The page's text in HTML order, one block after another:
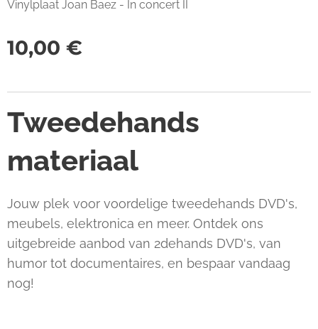
Vinylplaat Joan Baez - In concert II
10,00 €
Tweedehands
materiaal
Jouw plek voor voordelige tweedehands DVD's,
meubels, elektronica en meer. Ontdek ons
uitgebreide aanbod van 2dehands DVD's, van
humor tot documentaires, en bespaar vandaag
nog!